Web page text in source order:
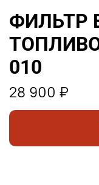
ФИЛЬТР
ТОПЛИВО
010
28 900 ₽